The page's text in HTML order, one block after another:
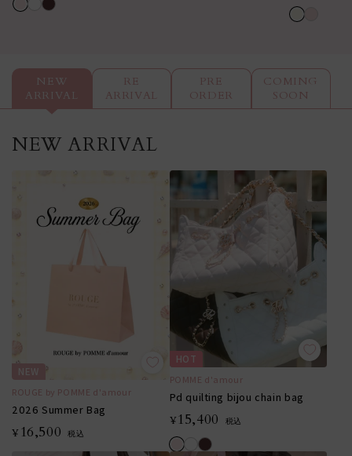
NEW
ARRIVAL
RE
ARRIVAL
PRE
ORDER
COMING
SOON
NEW ARRIVAL
NEW
ROUGE by POMME d'amour
2026 Summer Bag
¥ 16,500 税込
HOT
POMME d'amour
Pd quilting bijou chain bag
¥15,400 税込